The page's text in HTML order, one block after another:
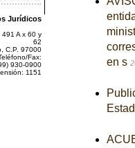
Jurídicos
A x 60 y
62
C.P. 97000
Fax:
930-0900
1151
en s